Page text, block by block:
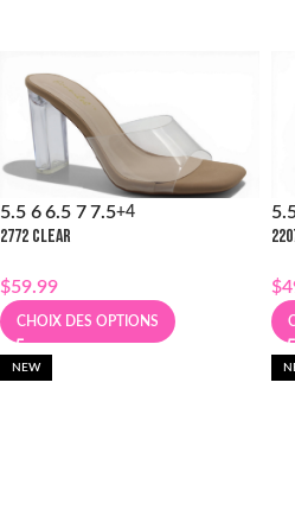
5.5 6 6.5 7 7.5+4
2772 CLEAR
$59.99
CHOIX DES OPTIONS
$
NEW